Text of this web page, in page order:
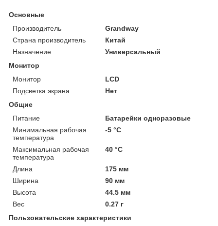
Основные
Производитель
Grandway
Страна производитель
Китай
Назначение
Универсальный
Монитор
Монитор
LCD
Подсветка экрана
Нет
Общие
Питание
Батарейки одноразовые
Минимальная рабочая
температура
-5 °С
Максимальная рабочая
температура
40 °С
Длина
175 мм
Ширина
90 мм
Высота
44.5 мм
Вес
0.27 г
Пользовательские характеристики